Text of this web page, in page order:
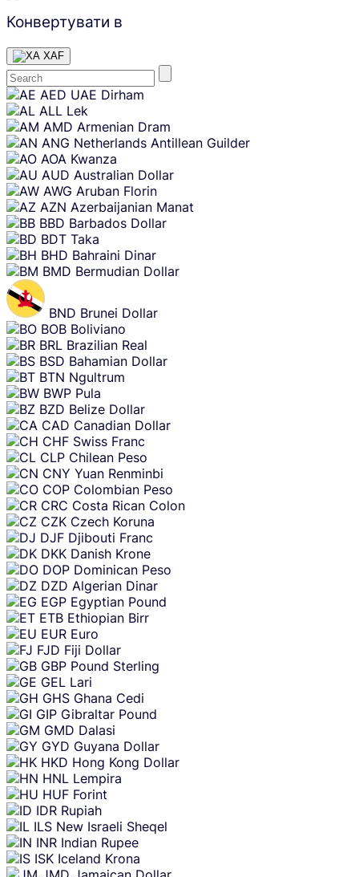
Конвертувати в
XAF
Skip
content
AED UAE Dirham
ALL Lek
AMD Armenian Dram
ANG Netherlands Antillean Guilder
AOA Kwanza
AUD Australian Dollar
AWG Aruban Florin
AZN Azerbaijanian Manat
BBD Barbados Dollar
BDT Taka
BHD Bahraini Dinar
BMD Bermudian Dollar
BND Brunei Dollar
BOB Boliviano
BRL Brazilian Real
BSD Bahamian Dollar
BTN Ngultrum
BWP Pula
BZD Belize Dollar
CAD Canadian Dollar
CHF Swiss Franc
CLP Chilean Peso
CNY Yuan Renminbi
COP Colombian Peso
CRC Costa Rican Colon
CZK Czech Koruna
DJF Djibouti Franc
DKK Danish Krone
DOP Dominican Peso
DZD Algerian Dinar
EGP Egyptian Pound
ETB Ethiopian Birr
EUR Euro
FJD Fiji Dollar
GBP Pound Sterling
GEL Lari
GHS Ghana Cedi
GIP Gibraltar Pound
GMD Dalasi
GYD Guyana Dollar
HKD Hong Kong Dollar
HNL Lempira
HUF Forint
IDR Rupiah
ILS New Israeli Sheqel
INR Indian Rupee
ISK Iceland Krona